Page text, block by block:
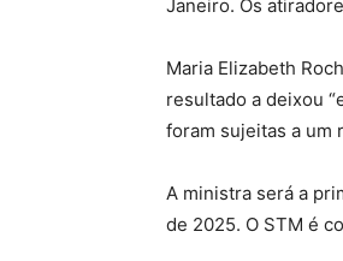
Janeiro. Os
Maria Elizabeth
resultado a deixou
foram sujeitas a um
A ministra será a
de 2025. O STM é